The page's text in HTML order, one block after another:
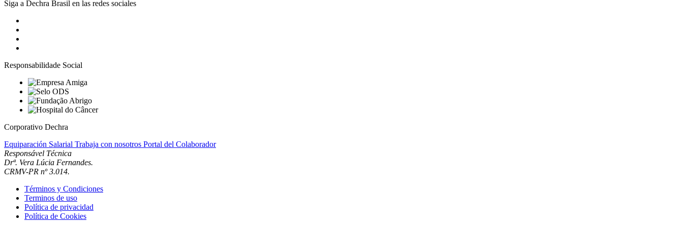
Siga a Dechra Brasil en las redes sociales
Responsabilidade Social
Corporativo Dechra
Equiparación Salarial Trabaja con nosotros Portal del Colaborador
Responsável Técnica
Drª. Vera Lúcia Fernandes.
CRMV-PR nº 3.014.
Términos y Condiciones
Terminos de uso
Política de privacidad
Política de Cookies